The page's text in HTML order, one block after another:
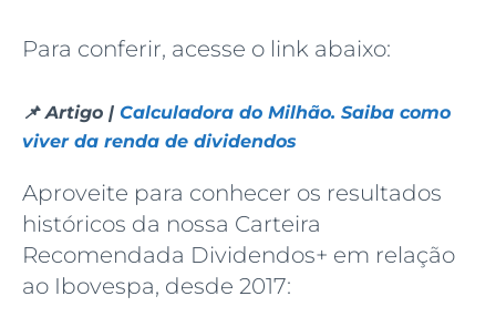
Para conferir, acesse o link abaixo:
📌 Artigo | Calculadora do Milhão. Saiba como
viver da renda de dividendos
Aproveite para conhecer os resultados
históricos da nossa Carteira
Recomendada Dividendos+ em relação
ao Ibovespa, desde 2017: